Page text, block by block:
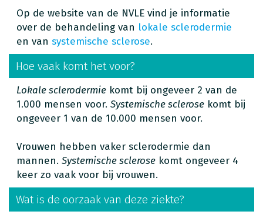
Op de website van de NVLE vind je informatie
over de behandeling van lokale sclerodermie
en van systemische sclerose.
Hoe vaak komt het voor?
Lokale sclerodermie komt bij ongeveer 2 van de
1.000 mensen voor. Systemische sclerose komt bij
ongeveer 1 van de 10.000 mensen voor.
Vrouwen hebben vaker sclerodermie dan
mannen. Systemische sclerose komt ongeveer 4
keer zo vaak voor bij vrouwen.
Wat is de oorzaak van deze ziekte?